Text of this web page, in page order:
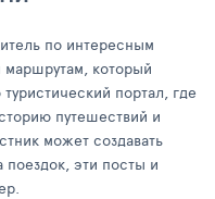
по интересным
маршрутам, который
портал, где
путешествий и
может создавать
поездок, эти посты и